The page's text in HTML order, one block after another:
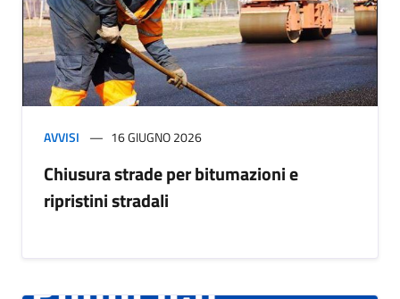
AVVISI 16 GIUGNO 2026
Chiusura strade per bitumazioni e
ripristini stradali